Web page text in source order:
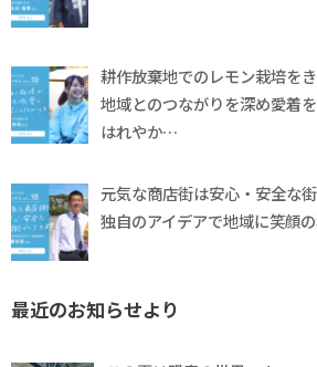
耕作放棄地でのレモン栽培を
地域とのつながりを深め愛着
はれやか…
元気な商店街は安心・安全な街
独自のアイデアで地域に笑顔
最近のお知らせより